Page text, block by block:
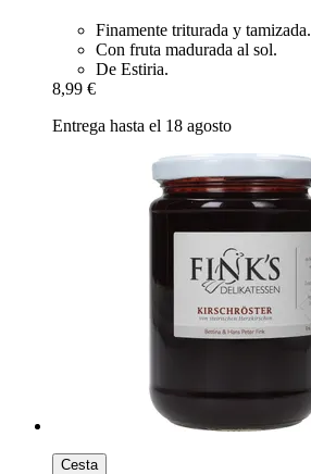
Finamente triturada y tamizada.
Con fruta madurada al sol.
De Estiria.
8,99 €
Entrega hasta el 18 agosto
Cesta